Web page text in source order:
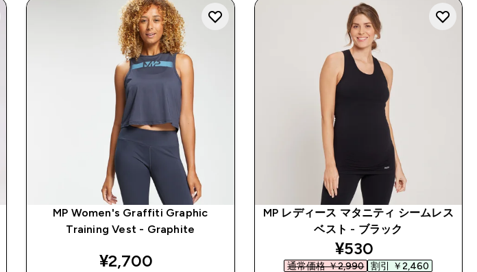
MP Women's Graffiti Graphic
Training Vest - Graphite
¥2,700‎
MP レディース マタニティ シームレス
ベスト - ブラック
discounted price
¥530‎
通常価格 ￥2,990‎ 割引 ￥2,460‎